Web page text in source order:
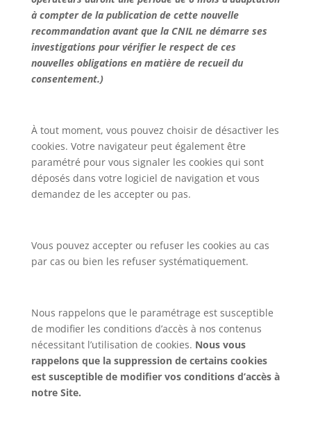
à compter de la publication de cette nouvelle
recommandation avant que la CNIL ne démarre ses
investigations pour vérifier le respect de ces
nouvelles obligations en matière de recueil du
consentement.)
À tout moment, vous pouvez choisir de désactiver les
cookies. Votre navigateur peut également être
paramétré pour vous signaler les cookies qui sont
déposés dans votre logiciel de navigation et vous
demandez de les accepter ou pas.
Vous pouvez accepter ou refuser les cookies au cas
par cas ou bien les refuser systématiquement.
Nous rappelons que le paramétrage est susceptible
de modifier les conditions d’accès à nos contenus
nécessitant l’utilisation de cookies. Nous vous
rappelons que la suppression de certains cookies
est susceptible de modifier vos conditions d’accès à
notre Site.